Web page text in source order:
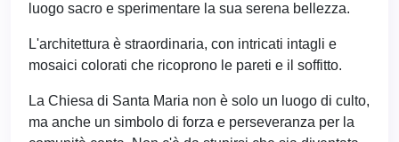
luogo sacro e sperimentare la sua serena bellezza.
L'architettura è straordinaria, con intricati intagli e
mosaici colorati che ricoprono le pareti e il soffitto.
La Chiesa di Santa Maria non è solo un luogo di culto,
ma anche un simbolo di forza e perseveranza per la